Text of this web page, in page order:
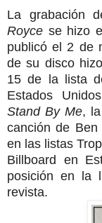
La grabación
Royce se hizo
publicó el 2 de
de su disco
15 de la lista
Estados
Stand By Me,
canción de
en las listas
Billboard en
posición en la
revista.